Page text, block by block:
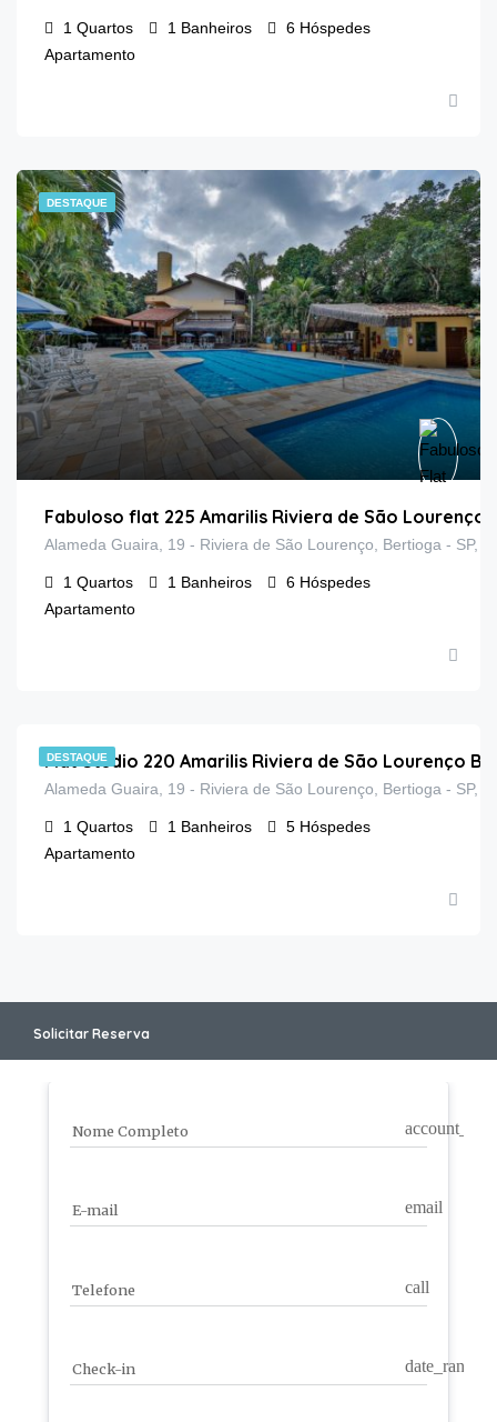
1 Quartos 1 Banheiros 6 Hóspedes
Apartamento
DESTAQUE
Fabuloso flat 225 Amarilis Riviera de São Lourenço
Alameda Guaira, 19 - Riviera de São Lourenço, Bertioga - SP,
1 Quartos 1 Banheiros 6 Hóspedes
Apartamento
DESTAQUE
Flat Studio 220 Amarilis Riviera de São Lourenço
Alameda Guaira, 19 - Riviera de São Lourenço, Bertioga - SP,
1 Quartos 1 Banheiros 5 Hóspedes
Apartamento
Solicitar Reserva
Nome Completo
E-mail email
Telefone call
Check-in date_range